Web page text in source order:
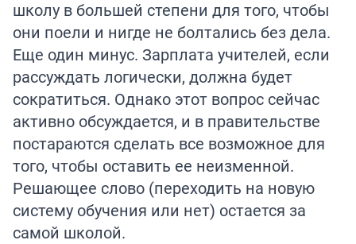
школу в большей степени для того, чтобы
они поели и нигде не болтались без дела.
Еще один минус. Зарплата учителей, если
рассуждать логически, должна будет
сократиться. Однако этот вопрос сейчас
активно обсуждается, и в правительстве
постараются сделать все возможное для
того, чтобы оставить ее неизменной.
Решающее слово (переходить на новую
систему обучения или нет) остается за
самой школой.